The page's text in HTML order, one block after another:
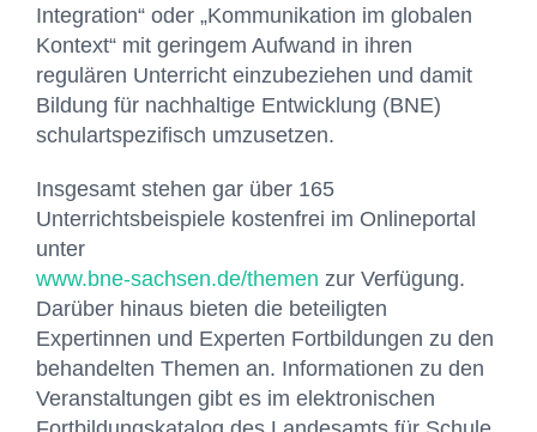
Integration“ oder „Kommunikation im globalen
Kontext“ mit geringem Aufwand in ihren
regulären Unterricht einzubeziehen und damit
Bildung für nachhaltige Entwicklung (BNE)
schulartspezifisch umzusetzen.
Insgesamt stehen gar über 165
Unterrichtsbeispiele kostenfrei im Onlineportal
unter
www.bne-sachsen.de/themen zur Verfügung.
Darüber hinaus bieten die beteiligten
Expertinnen und Experten Fortbildungen zu den
behandelten Themen an. Informationen zu den
Veranstaltungen gibt es im elektronischen